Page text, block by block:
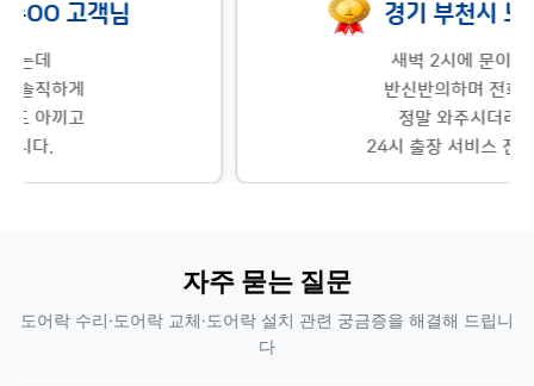
경기 부천시 노OO 고객님
24시 출장 서비스 진짜입니다.
자주 묻는 질문
도어락 수리·도어락 교체·도어락 설치 관련 궁금증을 해결해 드립니
다